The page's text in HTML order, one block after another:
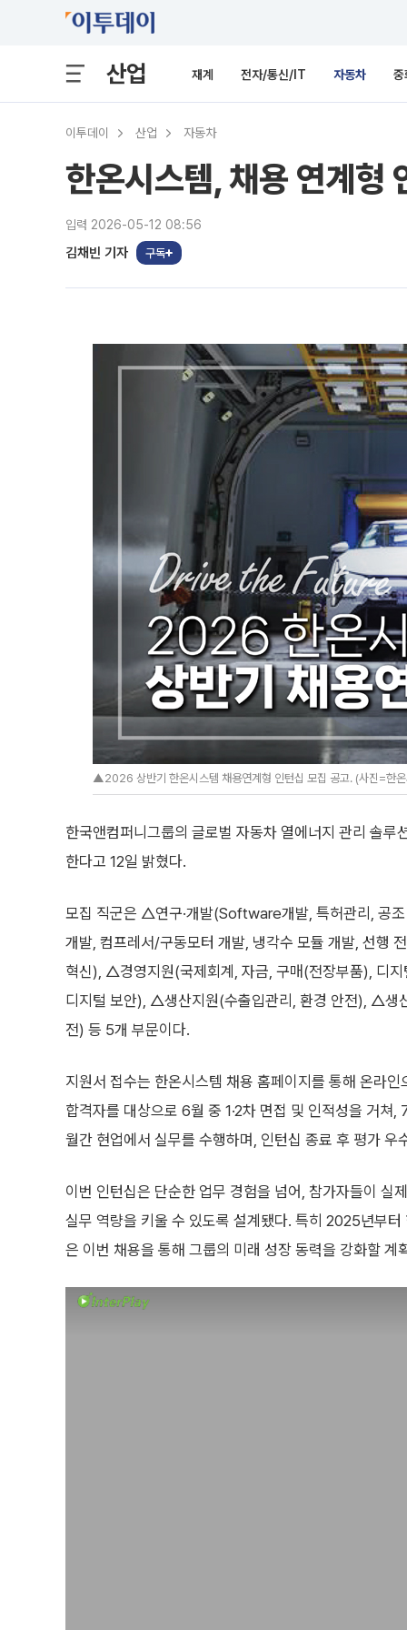
산업 재계 전자/통신/IT 자동차 중
이투데이 산업 자동차
한온시스템, 채용 연계형
입력 2026-05-12 08:56
김채빈 기자 구독
▲2026 상반기 한온시스템 채용연계형 인턴십 모집 공고. (사진=한
한국앤컴퍼니그룹의 글로벌 자동차 열에너지 관리 솔
한다고 12일 밝혔다.
모집 직군은 △연구·개발(Software개발, 특허관리, 공
개발, 컴프레서/구동모터 개발, 냉각수 모듈 개발, 선행
혁신), △경영지원(국제회계, 자금, 구매(전장부품), 디
디지털 보안), △생산지원(수출입관리, 환경 안전), △생
전) 등 5개 부문이다.
지원서 접수는 한온시스템 채용 홈페이지를 통해 온라
합격자를 대상으로 6월 중 1·2차 면접 및 인적성을 거
월간 현업에서 실무를 수행하며, 인턴십 종료 후 평가
이번 인턴십은 단순한 업무 경험을 넘어, 참가자들이 실
실무 역량을 키울 수 있도록 설계됐다. 특히 2025년부
은 이번 채용을 통해 그룹의 미래 성장 동력을 강화할 계